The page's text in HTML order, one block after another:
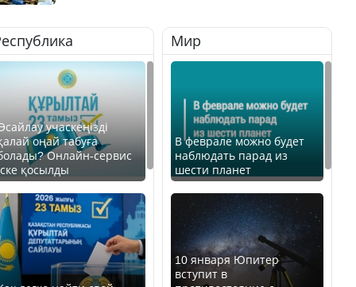
учаскеңізді
оңай табуға
Онлайн-сервис
қосылды
Мир
В феврале можно будет
наблюдать парад из
шести планет
10 января Юпитер
вступит в